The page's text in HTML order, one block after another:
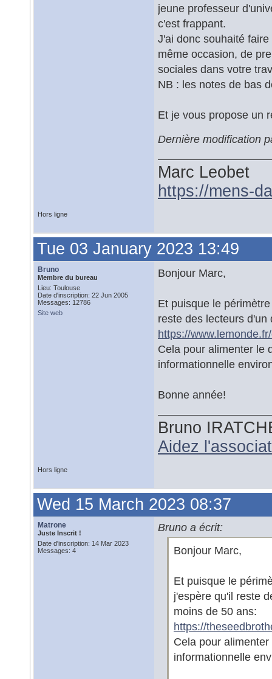
jeune professeur
c'est frappant.
J'ai donc souhaité
même occasion, de
sociales dans votre
NB : les notes de bas
Et je vous propose un
Dernière modification
Marc Leobet
https://mens-
Hors ligne
Tue 03 January 2023 13:49
Bruno
Membre du bureau
Lieu: Toulouse
Date d'inscription: 22 Jun 2005
Messages: 12786
Site web
Bonjour Marc,
Et puisque le
reste des lecteurs
https://
Cela pour alimenter le
informationnelle
Bonne année!
Bruno
Aidez
Hors ligne
Wed 15 March 2023 08:37
Matrone
Juste Inscrit !
Date d'inscription: 14 Mar 2023
Messages: 4
Bruno a écrit:
Bonjour Marc,
Et puisque le
j'espère qu'il reste
moins de 50 ans:
https://
Cela pour
informationnelle